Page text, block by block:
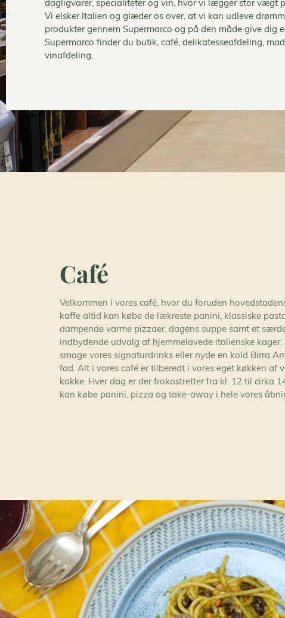
dagligvarer, specialiteter og vin, hvor vi lægger stor vægt
Vi elsker Italien og glæder os over, at vi kan udleve
produkter gennem Supermarco og på den måde give dig
Supermarco finder du butik, café, delikatesseafdeling,
vinafdeling.
Café
Velkommen i vores café, hvor du foruden
kaffe altid kan købe de lækreste panini, klassiske
dampende varme pizzaer, dagens suppe samt et
indbydende udvalg af hjemmelavede italienske kager.
smage vores signaturdrinks eller nyde en kold Birra
fad. Alt i vores café er tilberedt i vores eget køkken af
kokke. Hver dag er der frokostretter fra kl. 12 til cirka
kan købe panini, pizza og take-away i hele vores